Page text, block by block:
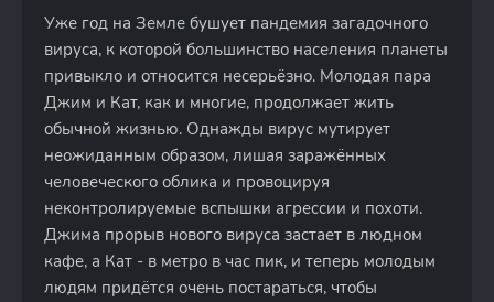
Уже год на Земле бушует пандемия загадочного
вируса, к которой большинство населения планеты
привыкло и относится несерьёзно. Молодая пара
Джим и Кат, как и многие, продолжает жить
обычной жизнью. Однажды вирус мутирует
неожиданным образом, лишая заражённых
человеческого облика и провоцируя
неконтролируемые вспышки агрессии и похоти.
Джима прорыв нового вируса застает в людном
кафе, а Кат - в метро в час пик, и теперь молодым
людям придётся очень постараться, чтобы